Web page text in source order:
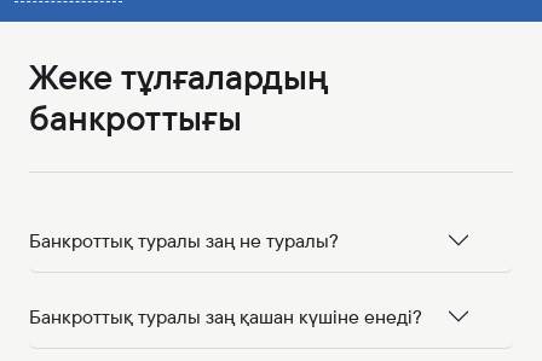
Жеке тұлғалардың
банкроттығы
Банкроттық туралы заң не туралы?
Банкроттық туралы заң қашан күшіне енеді?